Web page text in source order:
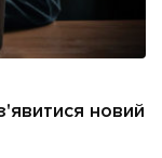
новий